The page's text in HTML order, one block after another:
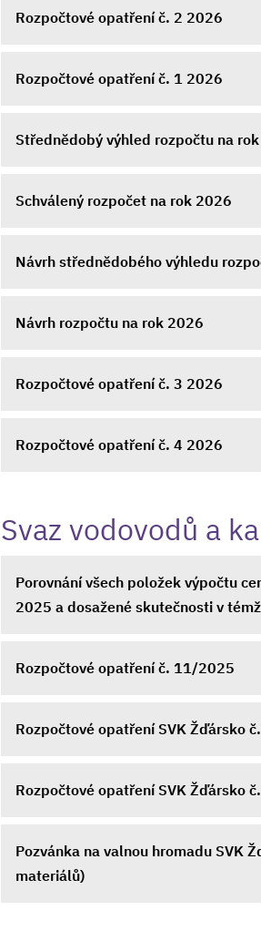
Rozpočtové opatření č. 2 2026
Rozpočtové opatření č. 1 2026
Střednědobý výhled rozpočtu na
Schválený rozpočet na rok 2026
Návrh střednědobého výhledu
Návrh rozpočtu na rok 2026
Rozpočtové opatření č. 3 2026
Rozpočtové opatření č. 4 2026
Svaz vodovodů a
Porovnání všech položek výpočtu
2025 a dosažené skutečnosti v
Rozpočtové opatření č. 11/2025
Rozpočtové opatření SVK Žďársko
Rozpočtové opatření SVK Žďársko
Pozvánka na valnou hromadu SVK
materiálů)